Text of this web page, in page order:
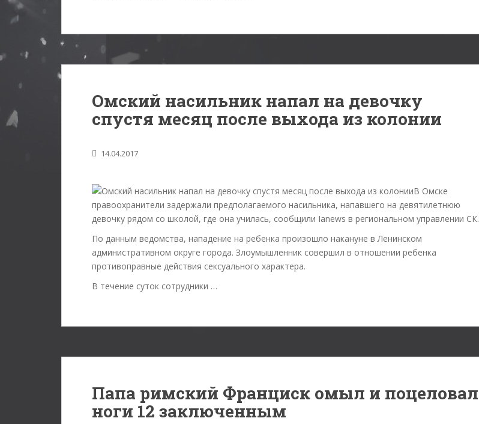
Омский насильник напал на девочку
спустя месяц после выхода из колонии
14.04.2017
В Омске
правоохранители задержали предполагаемого насильника, напавшего на девятилетнюю
девочку рядом со школой, где она училась, сообщили Ianews в региональном управлении СК.
По данным ведомства, нападение на ребенка произошло накануне в Ленинском
административном округе города. Злоумышленник совершил в отношении ребенка
противоправные действия сексуального характера.
В течение суток сотрудники …
Папа римский Франциск омыл и поцеловал
ноги 12 заключенным